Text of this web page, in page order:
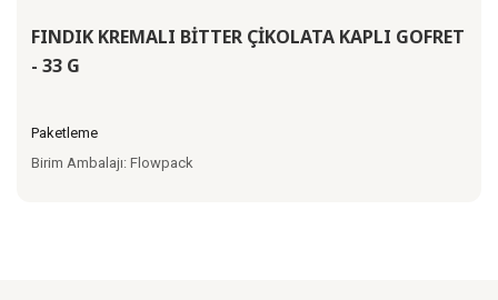
FINDIK KREMALI BİTTER ÇİKOLATA KAPLI GOFRET
- 33 G
Paketleme
Birim Ambalajı: Flowpack